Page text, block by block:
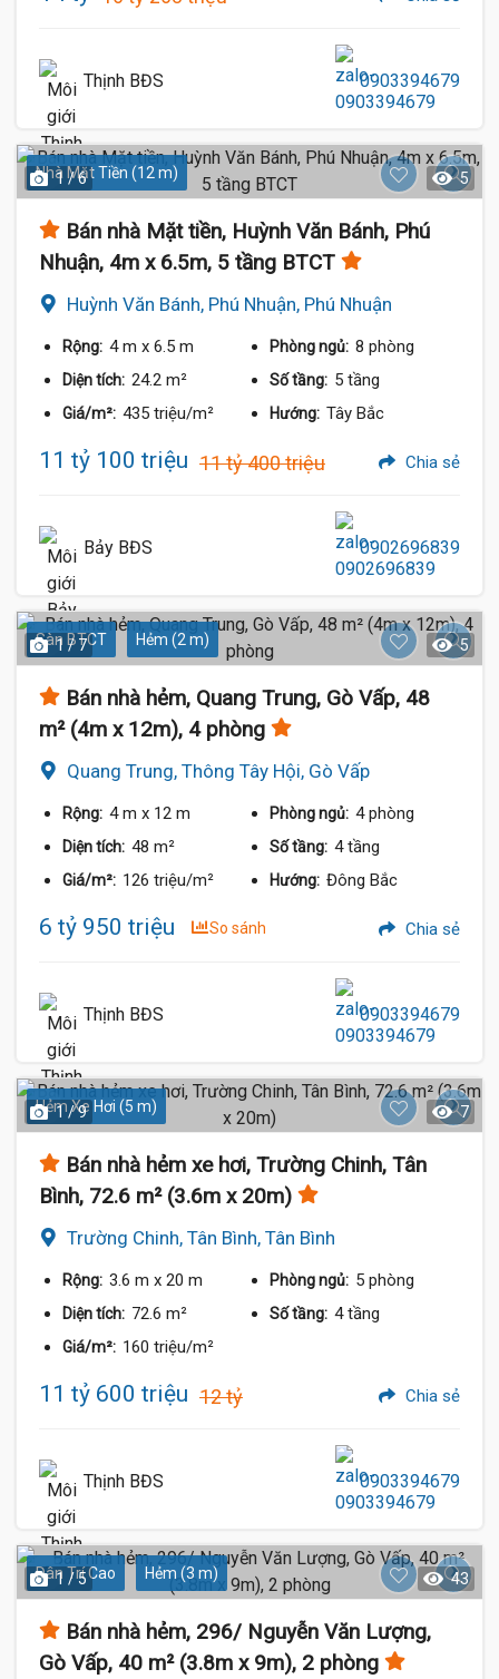
Thịnh BĐS 0903394679
Nhà Mặt Tiền (12 m)
1 / 6 5
Bán nhà Mặt tiền, Huỳnh Văn Bánh, Phú
Nhuận, 4m x 6.5m, 5 tầng BTCT
Huỳnh Văn Bánh, Phú Nhuận, Phú Nhuận
Rộng: 4 m x 6.5 m Phòng ngủ: 8 phòng
Diện tích: 24.2 m² Số tầng: 5 tầng
Giá/m²: 435 triệu/m² Hướng: Tây Bắc
11 tỷ 100 triệu 11 tỷ 400 triệu Chia sẻ
Bảy BĐS 0902696839
Sàn BTCT Hẻm (2 m)
1 / 7 5
Bán nhà hẻm, Quang Trung, Gò Vấp, 48
m² (4m x 12m), 4 phòng
Quang Trung, Thông Tây Hội, Gò Vấp
Rộng: 4 m x 12 m Phòng ngủ: 4 phòng
Diện tích: 48 m² Số tầng: 4 tầng
Giá/m²: 126 triệu/m² Hướng: Đông Bắc
6 tỷ 950 triệu So sánh Chia sẻ
Thịnh BĐS 0903394679
Hẻm Xe Hơi (5 m)
1 / 9 7
Bán nhà hẻm xe hơi, Trường Chinh, Tân
Bình, 72.6 m² (3.6m x 20m)
Trường Chinh, Tân Bình, Tân Bình
Rộng: 3.6 m x 20 m Phòng ngủ: 5 phòng
Diện tích: 72.6 m² Số tầng: 4 tầng
Giá/m²: 160 triệu/m²
11 tỷ 600 triệu 12 tỷ Chia sẻ
Thịnh BĐS 0903394679
Dân Trí Cao Hẻm (3 m)
1 / 5 43
Bán nhà hẻm, 296/ Nguyễn Văn Lượng,
Gò Vấp, 40 m² (3.8m x 9m), 2 phòng